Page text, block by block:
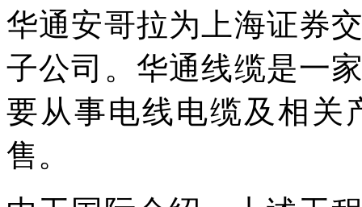
华通安哥拉为上海证券
子公司。华通线缆是一
要从事电线电缆及相关
售。